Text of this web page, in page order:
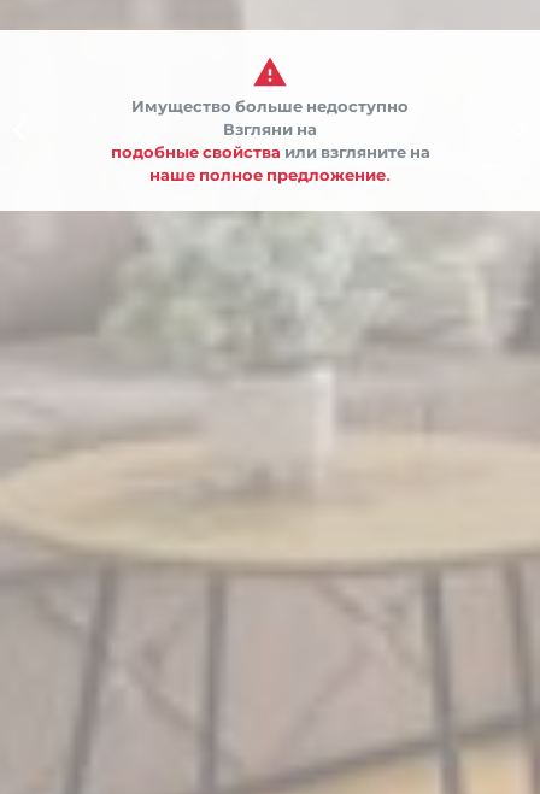

Имущество больше недоступно
Взгляни на
подобные свойства или взгляните на
наше полное предложение.